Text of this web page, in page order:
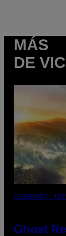
MÁS
DE
SCREENSHOT:
Ghost